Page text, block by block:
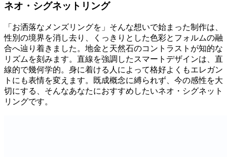
ネオ・シグネットリング
「お洒落なメンズリングを」そんな想いで始まった制作は、
性別の境界を消し去り、くっきりとした色彩とフォルムの融
合へ辿り着きました。地金と天然石のコントラストが知的な
リズムを刻みます。直線を強調したスマートデザインは、直
線的で幾何学的。身に着ける人によって格好よくもエレガン
トにも表情を変えます。既成概念に縛られず、今の感性を大
切にする、そんなあなたにおすすめしたいネオ・シグネット
リングです。